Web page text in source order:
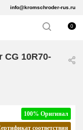
info@kromschroder-rus.ru
0
10R70-
100% Оригинал
соответствия